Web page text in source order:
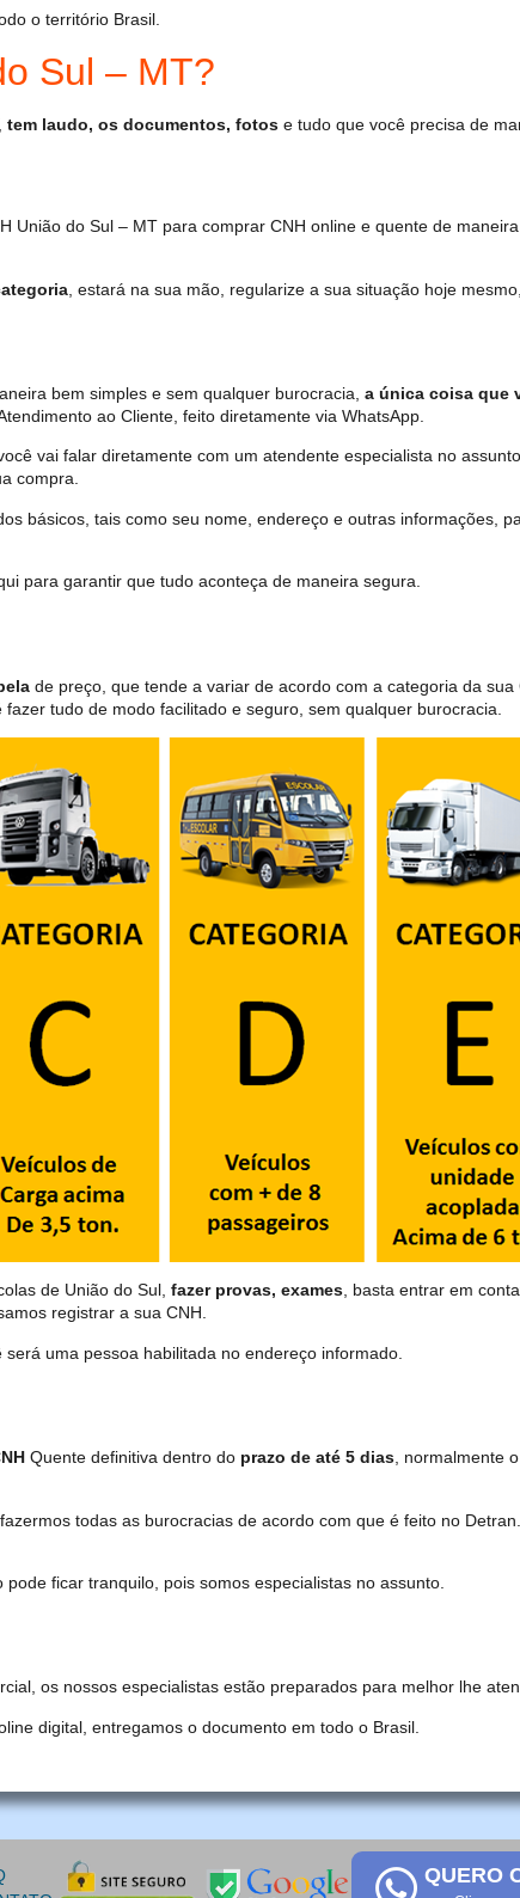
o território Brasil.
Sul – MT?
tem laudo, os documentos, fotos e tudo que você precisa de
União do Sul – MT para comprar CNH online e quente de
, estará na sua mão, regularize a sua situação hoje
bem simples e sem qualquer burocracia, a única coisa que
ao Cliente, feito diretamente via WhatsApp.
vai falar diretamente com um atendente especialista no
compra.
básicos, tais como seu nome, endereço e outras informações,
para garantir que tudo aconteça de maneira segura.
de preço, que tende a variar de acordo com a categoria da
tudo de modo facilitado e seguro, sem qualquer burocracia.
de União do Sul, fazer provas, exames, basta entrar em
registrar a sua CNH.
uma pessoa habilitada no endereço informado.
Quente definitiva dentro do prazo de até 5 dias, normalmente
todas as burocracias de acordo com que é feito no
ficar tranquilo, pois somos especialistas no assunto.
os nossos especialistas estão preparados para melhor lhe
digital, entregamos o documento em todo o Brasil.
QUERO